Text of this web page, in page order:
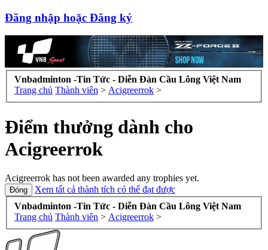
Đăng nhập hoặc Đăng ký
Vnbadminton -Tin Tức - Diễn Đàn Cầu Lông Việt Nam
Trang chủ Thành viên > Acigreerrok >
Điểm thưởng dành cho
Acigreerrok
Acigreerrok has not been awarded any trophies yet.
Xem tất cả thành tích có thể đạt được
Vnbadminton -Tin Tức - Diễn Đàn Cầu Lông Việt Nam
Trang chủ Thành viên > Acigreerrok >